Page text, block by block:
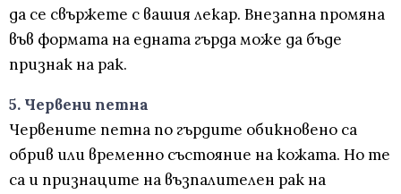
да се свържете с вашия лекар. Внезапна промяна
във формата на едната гърда може да бъде
признак на рак.
5. Червени петна
Червените петна по гърдите обикновено са
обрив или временно състояние на кожата. Но те
са и признаците на възпалителен рак на